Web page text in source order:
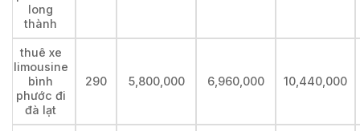
long
thành
thuê xe
limousine
bình
phước đi
đà lạt
290 5,800,000 6,960,000 10,440,000